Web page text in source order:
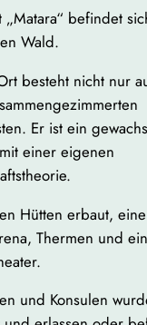
„Matara“ befindet
Wald.
besteht nicht nur
Er ist ein
einer eigenen
Hütten erbaut, eine
Thermen und ein
und Konsulen